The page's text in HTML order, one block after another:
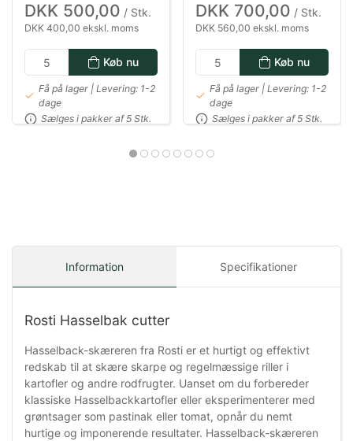
DKK 500,00 / Stk.
DKK 400,00 ekskl. moms
Køb nu
Få på lager | Levering: 1-2
dage
Sælges i pakker af 5 Stk.
DKK 700,00 / Stk.
DKK 560,00 ekskl. moms
Køb nu
Få på lager | Levering: 1-2
dage
Sælges i pakker af 5 Stk.
Information Specifikationer
Rosti Hasselbak cutter
Hasselback-skæreren fra Rosti er et hurtigt og effektivt
redskab til at skære skarpe og regelmæssige riller i
kartofler og andre rodfrugter. Uanset om du forbereder
klassiske Hasselbackkartofler eller eksperimenterer med
grøntsager som pastinak eller tomat, opnår du nemt
hurtige og imponerende resultater. Hasselback-skæreren